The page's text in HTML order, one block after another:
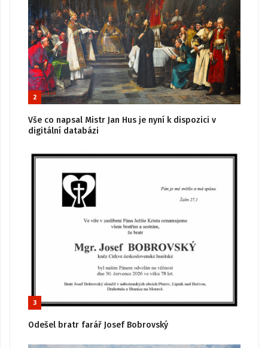
2
Vše co napsal Mistr Jan Hus je nyní k dispozici v
digitální databázi
3
Odešel bratr farář Josef Bobrovský